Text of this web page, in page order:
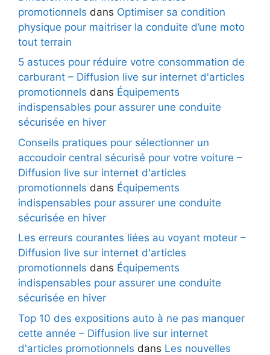
promotionnels dans Optimiser sa condition
physique pour maitriser la conduite d’une moto
tout terrain
5 astuces pour réduire votre consommation de
carburant – Diffusion live sur internet d'articles
promotionnels dans Équipements
indispensables pour assurer une conduite
sécurisée en hiver
Conseils pratiques pour sélectionner un
accoudoir central sécurisé pour votre voiture –
Diffusion live sur internet d'articles
promotionnels dans Équipements
indispensables pour assurer une conduite
sécurisée en hiver
Les erreurs courantes liées au voyant moteur –
Diffusion live sur internet d'articles
promotionnels dans Équipements
indispensables pour assurer une conduite
sécurisée en hiver
Top 10 des expositions auto à ne pas manquer
cette année – Diffusion live sur internet
d'articles promotionnels dans Les nouvelles